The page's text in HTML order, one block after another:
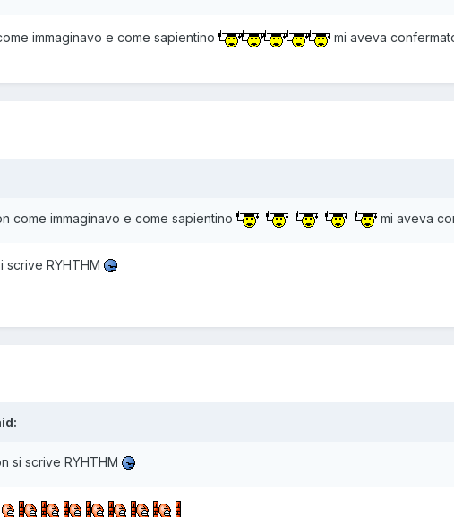
immaginavo e come sapientino mi aveva
come immaginavo e come sapientino mi aveva
scrive RYHTHM
si scrive RYHTHM